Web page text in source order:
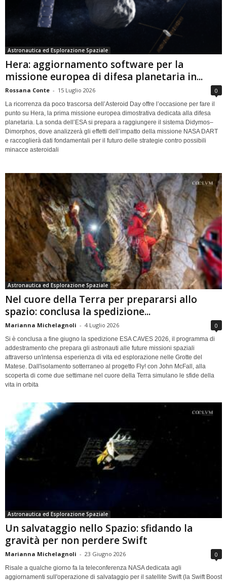
Astronautica ed Esplorazione Spaziale
Hera: aggiornamento software per la
missione europea di difesa planetaria in...
Rossana Conte - 15 Luglio 2026 0
La ricorrenza da poco trascorsa dell’Asteroid Day offre l’occasione per fare il
punto su Hera, la prima missione europea dimostrativa dedicata alla difesa
planetaria. La sonda dell’ESA si prepara a raggiungere il sistema Didymos–
Dimorphos, dove analizzerà gli effetti dell’impatto della missione NASA DART
e raccoglierà dati fondamentali per il futuro delle strategie contro possibili
minacce asteroidali
Astronautica ed Esplorazione Spaziale
Nel cuore della Terra per prepararsi allo
spazio: conclusa la spedizione...
Marianna Michelagnoli - 4 Luglio 2026 0
Si è conclusa a fine giugno la spedizione ESA CAVES 2026, il programma di
addestramento che prepara gli astronauti alle future missioni spaziali
attraverso un'intensa esperienza di vita ed esplorazione nelle Grotte del
Matese. Dall'isolamento sotterraneo al progetto Fly! con John McFall, alla
scoperta di come due settimane nel cuore della Terra simulano le sfide della
vita in orbita
Astronautica ed Esplorazione Spaziale
Un salvataggio nello Spazio: sfidando la
gravità per non perdere Swift
Marianna Michelagnoli - 23 Giugno 2026 0
Risale a qualche giorno fa la teleconferenza NASA dedicata agli
aggiornamenti sull'operazione di salvataggio per il satellite Swift (la Swift Boost